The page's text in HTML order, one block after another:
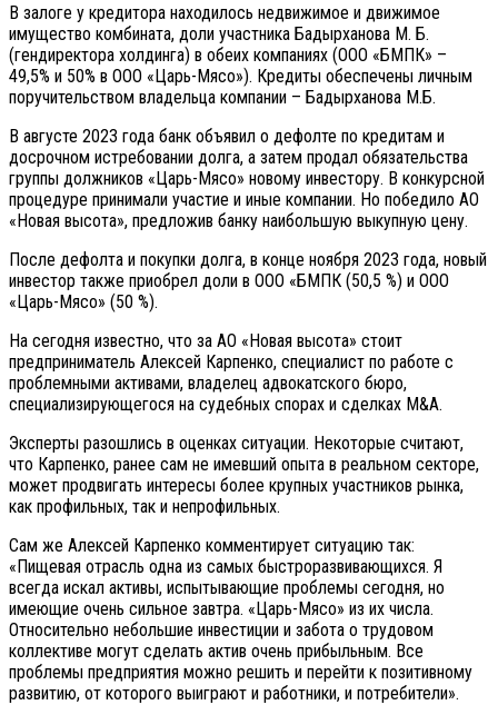
В залоге у кредитора находилось недвижимое и движимое
имущество комбината, доли участника Бадырханова М. Б.
(гендиректора холдинга) в обеих компаниях (ООО «БМПК» –
49,5% и 50% в ООО «Царь-Мясо»). Кредиты обеспечены личным
поручительством владельца компании – Бадырханова М.Б.
В августе 2023 года банк объявил о дефолте по кредитам и
досрочном истребовании долга, а затем продал обязательства
группы должников «Царь-Мясо» новому инвестору. В конкурсной
процедуре принимали участие и иные компании. Но победило АО
«Новая высота», предложив банку наибольшую выкупную цену.
После дефолта и покупки долга, в конце ноября 2023 года, новый
инвестор также приобрел доли в ООО «БМПК (50,5 %) и ООО
«Царь-Мясо» (50 %).
На сегодня известно, что за АО «Новая высота» стоит
предприниматель Алексей Карпенко, специалист по работе с
проблемными активами, владелец адвокатского бюро,
специализирующегося на судебных спорах и сделках M&A.
Эксперты разошлись в оценках ситуации. Некоторые считают,
что Карпенко, ранее сам не имевший опыта в реальном секторе,
может продвигать интересы более крупных участников рынка,
как профильных, так и непрофильных.
Сам же Алексей Карпенко комментирует ситуацию так:
«Пищевая отрасль одна из самых быстроразвивающихся. Я
всегда искал активы, испытывающие проблемы сегодня, но
имеющие очень сильное завтра. «Царь-Мясо» из их числа.
Относительно небольшие инвестиции и забота о трудовом
коллективе могут сделать актив очень прибыльным. Все
проблемы предприятия можно решить и перейти к позитивному
развитию, от которого выиграют и работники, и потребители».